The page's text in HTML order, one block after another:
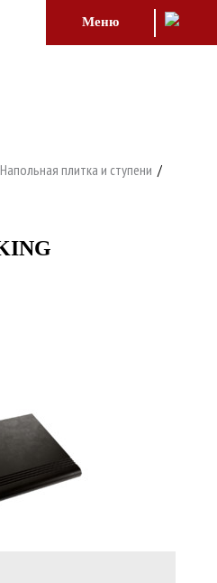
Меню
Напольная плитка и ступени /